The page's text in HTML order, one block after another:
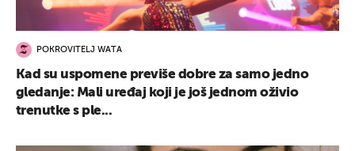
POKROVITELJ WATA
Kad su uspomene previše dobre za samo jedno
gledanje: Mali uređaj koji je još jednom oživio
trenutke s ple...